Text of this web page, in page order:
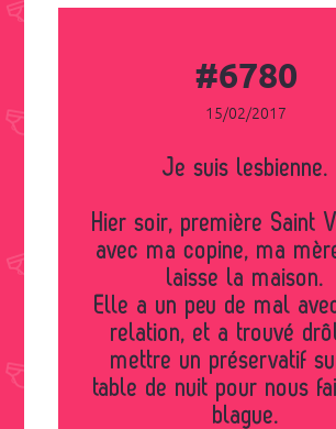
#6780
15/02/2017
Je suis lesbienne.
Hier soir, première Saint
avec ma copine, ma
laisse la maison.
Elle a un peu de mal
relation, et a trouvé
mettre un préservatif
table de nuit pour nous
blague.